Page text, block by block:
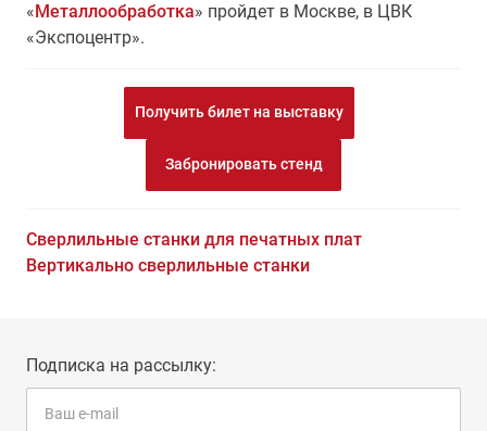
«Металлообработка» пройдет в Москве, в ЦВК
«Экспоцентр».
Получить билет на выставку
Забронировать стенд
Сверлильные станки для печатных плат
Вертикально сверлильные станки
Подписка на рассылку: